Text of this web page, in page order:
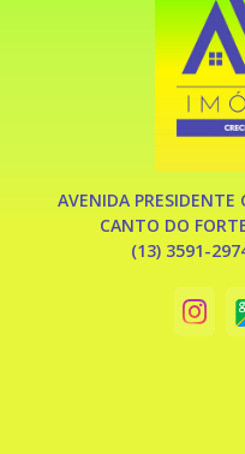
AVENIDA PRESIDENTE
CANTO DO
(13) 3591-